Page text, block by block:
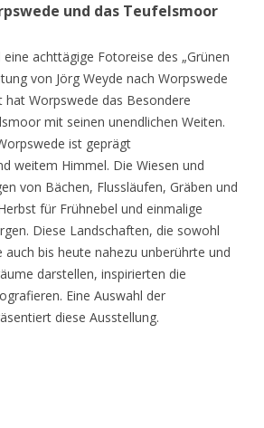
und das Teufelsmoor
achttägige Fotoreise des „Grünen
von Jörg Weyde nach Worpswede
Worpswede das Besondere
mit seinen unendlichen Weiten.
ist geprägt
weitem Himmel. Die Wiesen und
von Bächen, Flussläufen, Gräben und
für Frühnebel und einmalige
Diese Landschaften, die sowohl
auch bis heute nahezu unberührte und
darstellen, inspirierten die
Eine Auswahl der
diese Ausstellung.